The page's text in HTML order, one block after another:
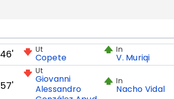
46' Ut
Copete
In
V. Muriqi
57'
Ut
Giovanni
Alessandro
In
Nacho Vidal